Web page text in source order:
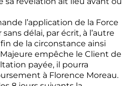
l’application de la Force
délai, par écrit, à l’autre
de la circonstance ainsi
empêche le Client de
payée, il pourra
à Florence Moreau.